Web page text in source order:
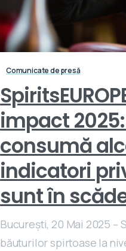
Comunicate de presă
impact
consumă
indicatori
sunt în
București, 20 Mai 2025 –
băuturilor spirtoase la